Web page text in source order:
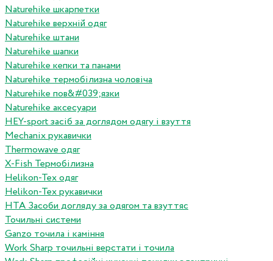
Naturehike шкарпетки
Naturehike верхній одяг
Naturehike штани
Naturehike шапки
Naturehike кепки та панами
Naturehike термобілизна чоловіча
Naturehike пов&#039;язки
Naturehike аксесуари
HEY-sport засіб за доглядом одягу і взуття
Mechanix рукавички
Thermowave одяг
X-Fish Термобілизна
Helikon-Tex одяг
Helikon-Tex рукавички
HTA Засоби догляду за одягом та взуттяс
Точильні системи
Ganzo точила і каміння
Work Sharp точильні верстати і точила